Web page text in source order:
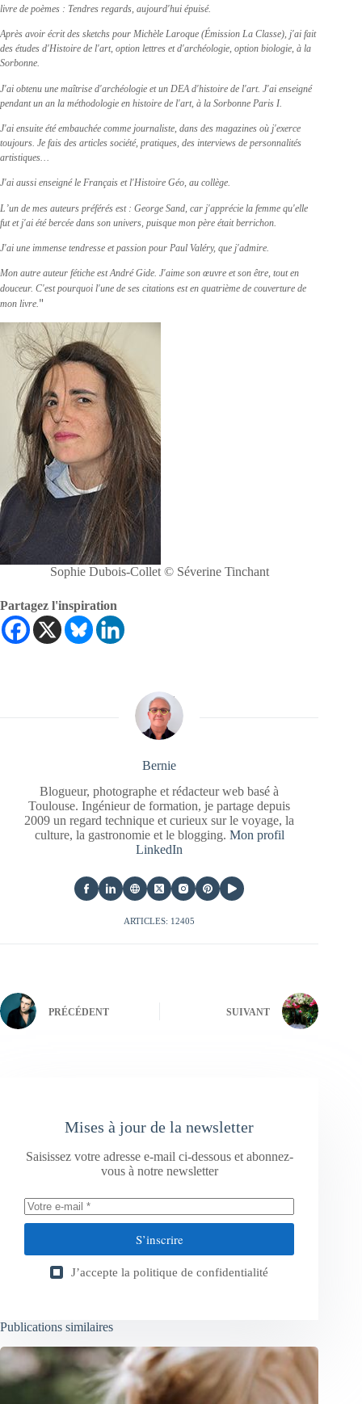
livre de poèmes : Tendres regards, aujourd'hui épuisé.
Après avoir écrit des sketchs pour Michèle Laroque (Émission La Classe), j'ai fait
des études d'Histoire de l'art, option lettres et d'archéologie, option biologie, à la
Sorbonne.
J'ai obtenu une maîtrise d'archéologie et un DEA d'histoire de l'art. J'ai enseigné
pendant un an la méthodologie en histoire de l'art, à la Sorbonne Paris I.
J'ai ensuite été embauchée comme journaliste, dans des magazines où j'exerce
toujours. Je fais des articles société, pratiques, des interviews de personnalités
artistiques…
J'ai aussi enseigné le Français et l'Histoire Géo, au collège.
L’un de mes auteurs préférés est : George Sand, car j'apprécie la femme qu'elle
fut et j'ai été bercée dans son univers, puisque mon père était berrichon.
J'ai une immense tendresse et passion pour Paul Valéry, que j'admire.
Mon autre auteur fétiche est André Gide. J'aime son œuvre et son être, tout en
douceur. C'est pourquoi l'une de ses citations est en quatrième de couverture de
mon livre."
Sophie Dubois-Collet © Séverine Tinchant
Partagez l'inspiration
Bernie
Blogueur, photographe et rédacteur web basé à
Toulouse. Ingénieur de formation, je partage depuis
2009 un regard technique et curieux sur le voyage, la
culture, la gastronomie et le blogging. Mon profil
LinkedIn
ARTICLES: 12405
PRÉCÉDENT SUIVANT
Mises à jour de la newsletter
Saisissez votre adresse e-mail ci-dessous et abonnez-
vous à notre newsletter
S’inscrire
J’accepte la politique de confidentialité
Publications similaires